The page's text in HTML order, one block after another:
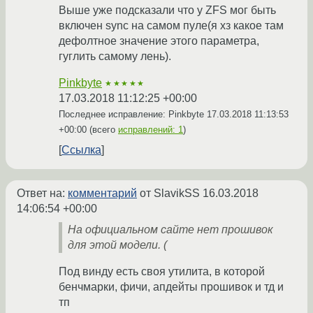
Выше уже подсказали что у ZFS мог быть
включен sync на самом пуле(я хз какое там
дефолтное значение этого параметра,
гуглить самому лень).
Pinkbyte ★★★★★
17.03.2018 11:12:25 +00:00
Последнее исправление: Pinkbyte 17.03.2018 11:13:53
+00:00 (всего исправлений: 1)
Ссылка
Ответ на: комментарий от SlavikSS 16.03.2018
14:06:54 +00:00
На официальном сайте нет прошивок
для этой модели. (
Под винду есть своя утилита, в которой
бенчмарки, фичи, апдейты прошивок и тд и
тп